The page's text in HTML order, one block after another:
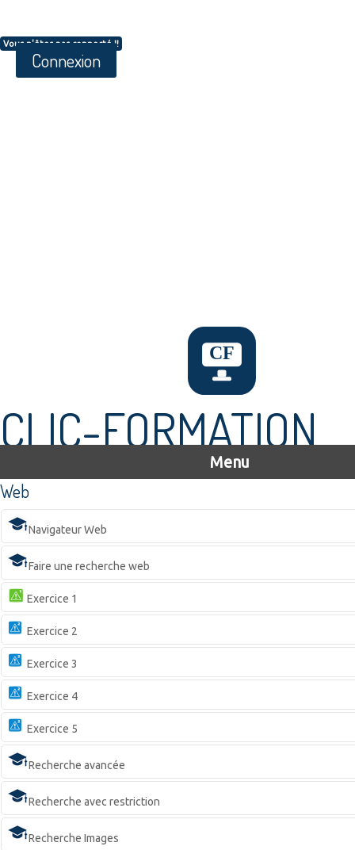
Vous n'êtes pas connecté !!
Connexion
CLIC-FORMATION
Menu
Web
Navigateur Web
Faire une recherche web
Exercice 1
Exercice 2
Exercice 3
Exercice 4
Exercice 5
Recherche avancée
Recherche avec restriction
Recherche Images